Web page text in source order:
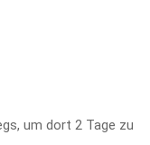
um dort 2 Tage zu